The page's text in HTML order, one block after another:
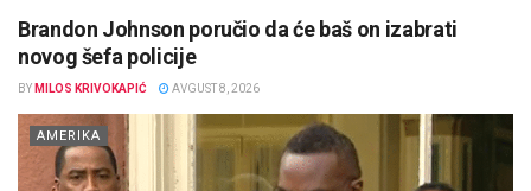
Brandon Johnson poručio da će baš on izabrati
novog šefa policije
BY MILOS KRIVOKAPIĆ AVGUST 8, 2026
AMERIKA